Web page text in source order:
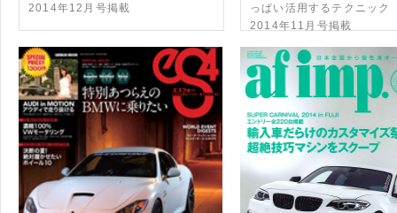
2014年12月号掲載
っぱい活用するテクニック
2014年11月号掲載